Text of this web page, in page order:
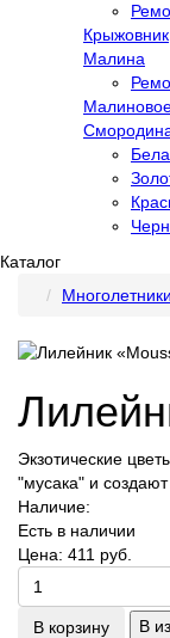
Крыжовник
Малина
Каталог
Многолетники
Экзотические
"мусака" и
Наличие:
Есть в наличии
Цена: 411 руб.
В корзину В